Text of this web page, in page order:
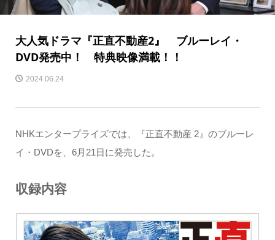
大人気ドラマ『正直不動産2』 ブルーレイ・
DVD発売中！ 特典映像満載！！
2024.06.24
NHKエンタープライズでは、『正直不動産 2』のブルーレ
イ・DVDを、6月21日に発売した。
収録内容